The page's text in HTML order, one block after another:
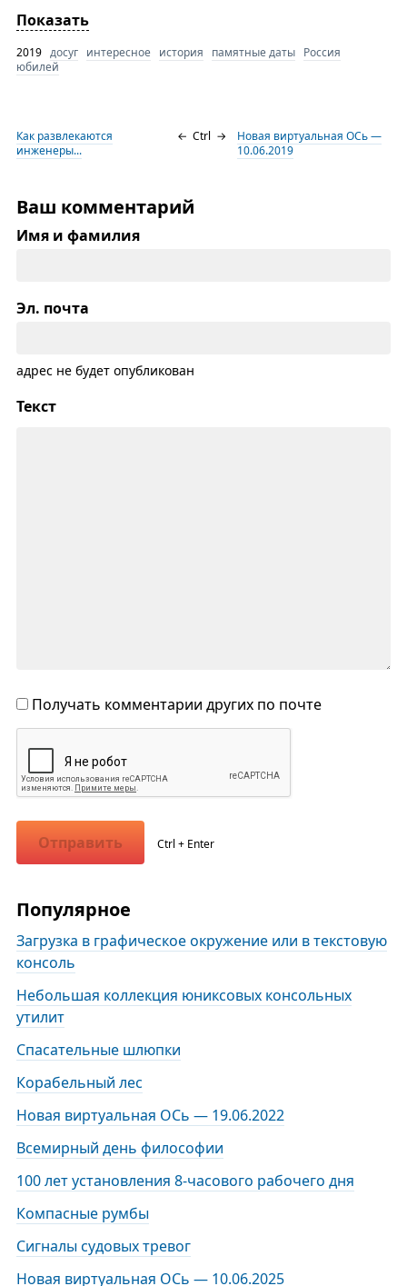
Показать
2019 досуг интересное история памятные даты Россия
юбилей
Как развлекаются
инженеры...
← Ctrl →
Новая виртуальная ОСь —
10.06.2019
Ваш комментарий
Имя и фамилия
Эл. почта
адрес не будет опубликован
Текст
Получать комментарии других по почте
Отправить Ctrl + Enter
Популярное
Загрузка в графическое окружение или в текстовую
консоль
Небольшая коллекция юниксовых консольных
утилит
Спасательные шлюпки
Корабельный лес
Новая виртуальная ОСь — 19.06.2022
Всемирный день философии
100 лет установления 8-часового рабочего дня
Компасные румбы
Сигналы судовых тревог
Новая виртуальная ОСь — 10.06.2025